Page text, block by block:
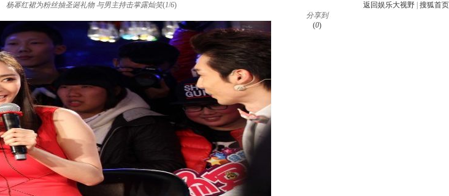
返回娱乐大视野 搜狐首页
杨幂红裙为粉丝抽圣诞礼物 与男主持击掌露灿笑(1/6)
分享到
(0)